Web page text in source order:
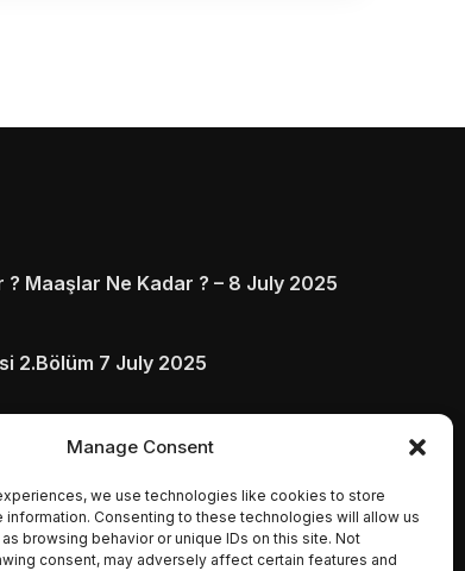
Manage Consent
we use technologies like cookies to store
information. Consenting to these technologies will allow us
browsing behavior or unique IDs on this site. Not
consent, may adversely affect certain features and
Maaşlar Ne Kadar ? – 8 July 2025
2.Bölüm 7 July 2025
Ne Olur 5 July 2025